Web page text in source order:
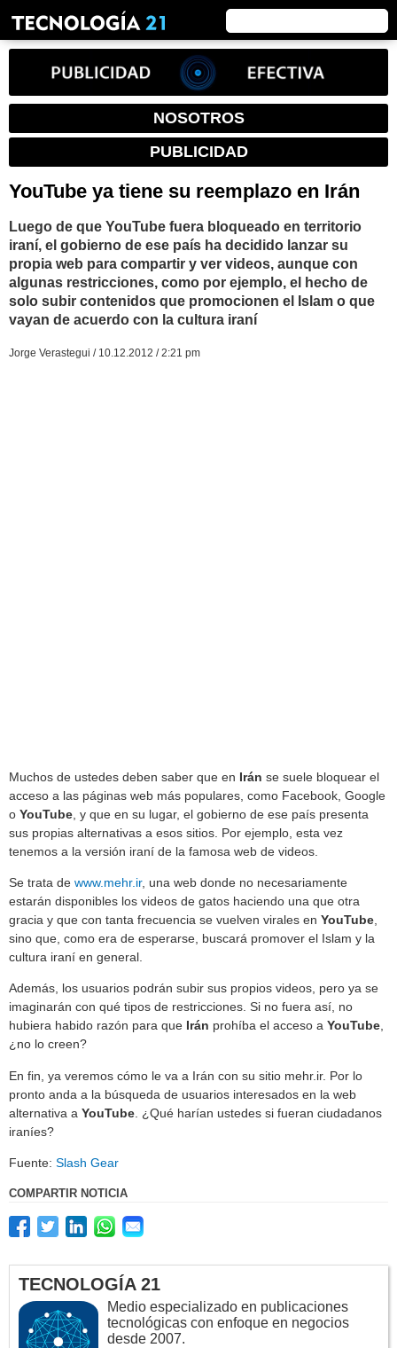
NOSOTROS
PUBLICIDAD
YouTube ya tiene su reemplazo en Irán
Luego de que YouTube fuera bloqueado en territorio
iraní, el gobierno de ese país ha decidido lanzar su
propia web para compartir y ver videos, aunque con
algunas restricciones, como por ejemplo, el hecho de
solo subir contenidos que promocionen el Islam o que
vayan de acuerdo con la cultura iraní
Jorge Verastegui / 10.12.2012 / 2:21 pm
Muchos de ustedes deben saber que en Irán se suele bloquear el
acceso a las páginas web más populares, como Facebook, Google
o YouTube , y que en su lugar, el gobierno de ese país presenta
sus propias alternativas a esos sitios. Por ejemplo, esta vez
tenemos a la versión iraní de la famosa web de videos.
Se trata de www.mehr.ir, una web donde no necesariamente
estarán disponibles los videos de gatos haciendo una que otra
gracia y que con tanta frecuencia se vuelven virales en YouTube
sino que, como era de esperarse, buscará promover el Islam y la
cultura iraní en general.
Además, los usuarios podrán subir sus propios videos, pero ya se
imaginarán con qué tipos de restricciones. Si no fuera así, no
hubiera habido razón para que Irán prohíba el acceso a YouTube,
¿no lo creen?
En fin, ya veremos cómo le va a Irán con su sitio mehr.ir. Por lo
pronto anda a la búsqueda de usuarios interesados en la web
alternativa a YouTube . ¿Qué harían ustedes si fueran ciudadanos
iraníes?
Fuente: Slash Gear
COMPARTIR NOTICIA
TECNOLOGÍA 21
Medio especializado en publicaciones
tecnológicas con enfoque en negocios
desde 2007.